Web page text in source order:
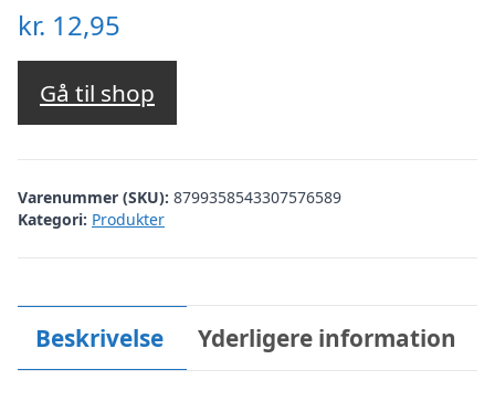
kr. 12,95
Gå til shop
Varenummer (SKU): 8799358543307576589
Kategori: Produkter
Beskrivelse Yderligere information